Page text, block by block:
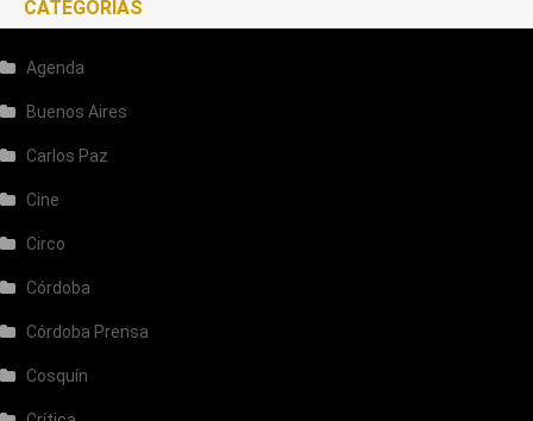
CATEGORÍAS
Agenda
Buenos Aires
Carlos Paz
Cine
Circo
Córdoba
Córdoba Prensa
Cosquín